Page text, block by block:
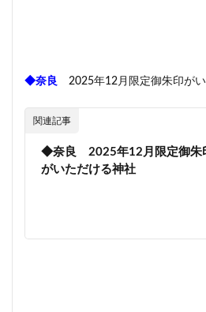
◆奈良 2025年12月限定御朱印が
関連記事
◆奈良 2025年12月限定御朱
がいただける神社